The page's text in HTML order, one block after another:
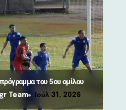
του 5ου ομίλου
Team Ιούλ 31, 2026